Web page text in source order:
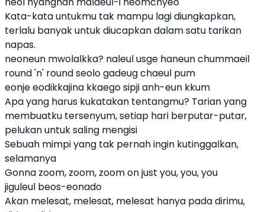
Kata-kata untukmu tak mampu lagi diungkapkan,
terlalu banyak untuk diucapkan dalam satu tarikan
napas.
neoneun mwolalkka? naleul usge haneun chummaeil
round 'n' round seolo gadeug chaeul pum
eonje eodikkajina kkaego sipji anh-eun kkum
Apa yang harus kukatakan tentangmu? Tarian yang
membuatku tersenyum, setiap hari berputar-putar,
pelukan untuk saling mengisi
Sebuah mimpi yang tak pernah ingin kutinggalkan,
selamanya
Gonna zoom, zoom, zoom on just you, you, you
jiguleul beos-eonado
Akan melesat, melesat, melesat hanya pada dirimu,